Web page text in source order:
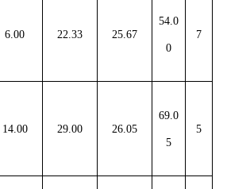
6.00 22.33 25.67
54.0
0
7
14.00 29.00 26.05
69.0
5
5